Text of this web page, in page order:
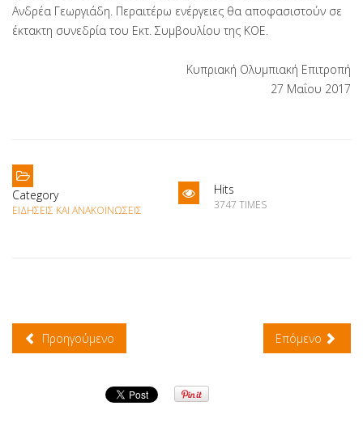
Ανδρέα Γεωργιάδη. Περαιτέρω ενέργειες θα αποφασιστούν σε
έκτακτη συνεδρία του Εκτ. Συμβουλίου της ΚΟΕ.
Κυπριακή Ολυμπιακή Επιτροπή
27 Μαΐου 2017
Category
ΕΙΔΉΣΕΙΣ ΚΑΙ ΑΝΑΚΟΙΝΏΣΕΙΣ
Hits
3747 TIMES
Προηγούμενο Επόμενο